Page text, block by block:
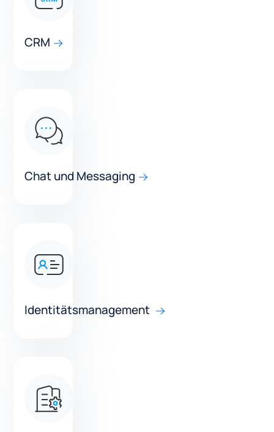
CRM
Chat und Messaging
Identitätsmanagement